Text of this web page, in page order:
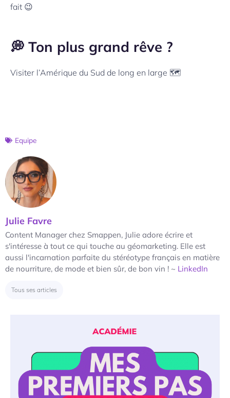
fait 😉
💭 Ton plus grand rêve ?
Visiter l’Amérique du Sud de long en large 🗺️
Equipe
Julie Favre
Content Manager chez Smappen, Julie adore écrire et
s'intéresse à tout ce qui touche au géomarketing. Elle est
aussi l'incarnation parfaite du stéréotype français en matière
de nourriture, de mode et bien sûr, de bon vin ! ~ LinkedIn
Tous ses articles